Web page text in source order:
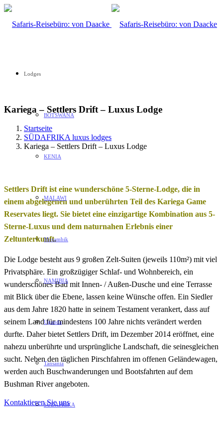
Lodges
BOTSWANA
KENIA
MALAWI
Mosambik
NAMIBIA
Uganda
Tansania
SÜDAFRIKA
Kariega – Settlers Drift – Luxus Lodge
Startseite
SÜDAFRIKA luxus lodges
Kariega – Settlers Drift – Luxus Lodge
Settlers Drift ist eine wunderschöne 5-Sterne-Lodge, die in
einem abgelegenen und unberührten Teil des Kariega Game
Reservates liegt. Sie bietet eine einzigartige Kombination aus 5-
Sterne-Luxus und dem naturnahen Erlebnis einer
Zeltunterkunft.
Die Lodge besteht aus 9 großen Zelt-Suiten (jeweils 110m²) mit viel
Privatsphäre. Ein großzügiger Schlaf- und Wohnbereich, ein
wunderschönes Bad mit Innen- / Außen-Dusche und eine Terrasse
mit Blick über die Ebene, lassen keine Wünsche offen. Ein Siedler
aus dem Jahre 1820 hatte in seinem Testament verankert, dass auf
seinem Land für mindestens 100 Jahre nichts verändert werden
durfte. Daher bietet Settlers Drift, im Dezember 2014 eröffnet, eine
nahezu unberührte und ursprüngliche Landschaft, die seinesgleichen
sucht. Neben den täglichen Pirschfahren im offenen Geländewagen,
werden auch Buschwanderungen und Bootsfahrten auf dem
Bushman River angeboten.
Kontaktieren Sie uns